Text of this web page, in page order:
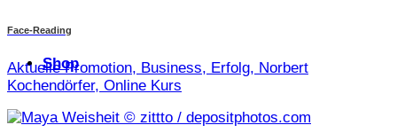
Shop
Face-Reading
Aktuelle Promotion, Business, Erfolg, Norbert
Kochendörfer, Online Kurs